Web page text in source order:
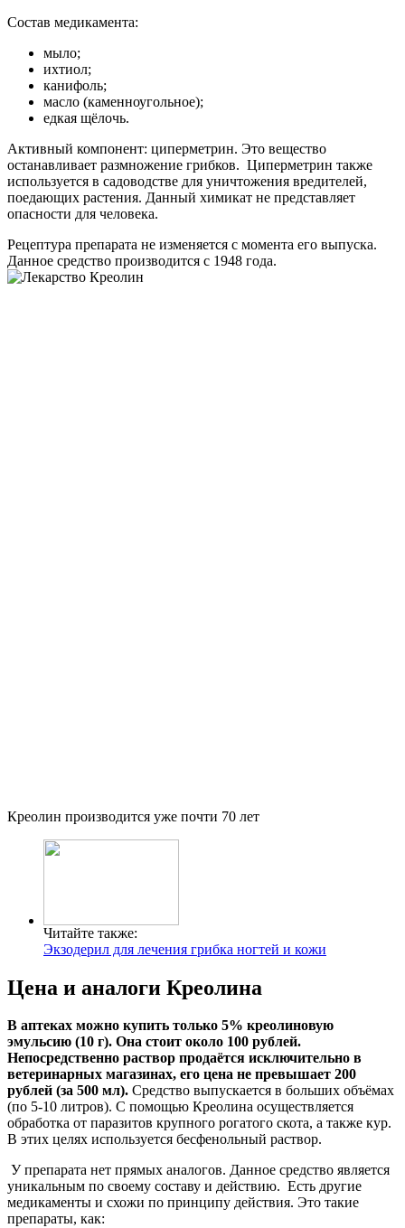
Состав медикамента:
мыло;
ихтиол;
канифоль;
масло (каменноугольное);
едкая щёлочь.
Активный компонент: циперметрин. Это вещество
останавливает размножение грибков. Циперметрин также
используется в садоводстве для уничтожения вредителей,
поедающих растения. Данный химикат не представляет
опасности для человека.
Рецептура препарата не изменяется с момента его выпуска.
Данное средство производится с 1948 года.
Креолин производится уже почти 70 лет
Читайте также:
Экзодерил для лечения грибка ногтей и кожи
Цена и аналоги Креолина
В аптеках можно купить только 5% креолиновую
эмульсию (10 г). Она стоит около 100 рублей.
Непосредственно раствор продаётся исключительно в
ветеринарных магазинах, его цена не превышает 200
рублей (за 500 мл). Средство выпускается в больших объёмах
(по 5-10 литров). С помощью Креолина осуществляется
обработка от паразитов крупного рогатого скота, а также кур.
В этих целях используется бесфенольный раствор.
У препарата нет прямых аналогов. Данное средство является
уникальным по своему составу и действию. Есть другие
медикаменты и схожи по принципу действия. Это такие
препараты, как: